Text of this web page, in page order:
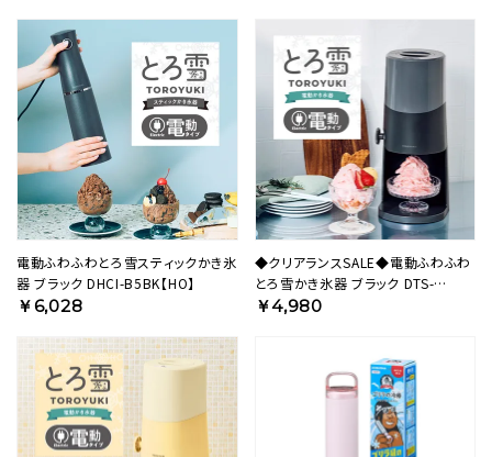
電動ふわふわとろ雪スティックかき氷
器 ブラック DHCI-B5BK【HO】
￥6,028
◆クリアランスSALE◆電動ふわふわ
とろ雪かき氷器 ブラック DTS-
B5BK【HO】
￥4,980